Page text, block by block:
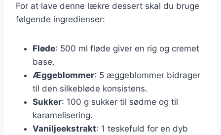
For at lave denne lækre dessert skal du bruge
følgende ingredienser:
Fløde: 500 ml fløde giver en rig og cremet
base.
Æggeblommer: 5 æggeblommer bidrager
til den silkebløde konsistens.
Sukker: 100 g sukker til sødme og til
karamelisering.
Vaniljeekstrakt: 1 teskefuld for en dyb